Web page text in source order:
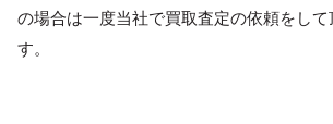
の場合は一度当社で買取査定の依頼をして
す。